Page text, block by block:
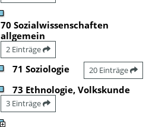
70 Sozialwissenschaften
allgemein
2 Einträge
71 Soziologie 20 Einträge
73 Ethnologie, Volkskunde
3 Einträge